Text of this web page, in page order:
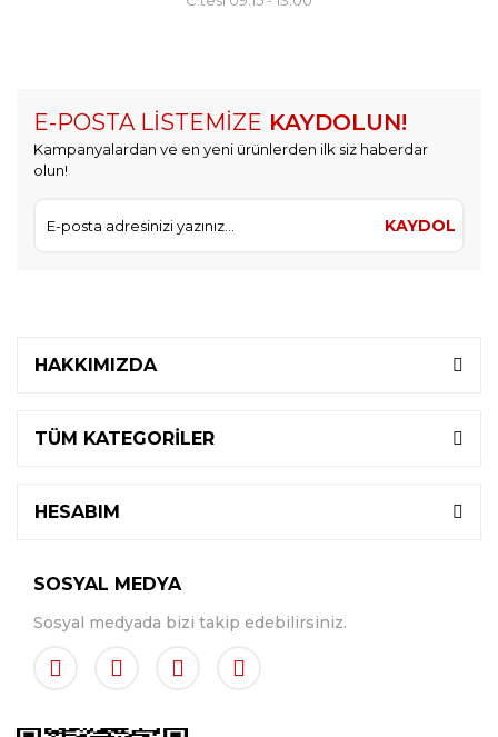
E-POSTA LİSTEMİZE KAYDOLUN!
Kampanyalardan ve en yeni ürünlerden ilk siz haberdar
olun!
KAYDOL
HAKKIMIZDA
TÜM KATEGORİLER
HESABIM
SOSYAL MEDYA
Sosyal medyada bizi takip edebilirsiniz.